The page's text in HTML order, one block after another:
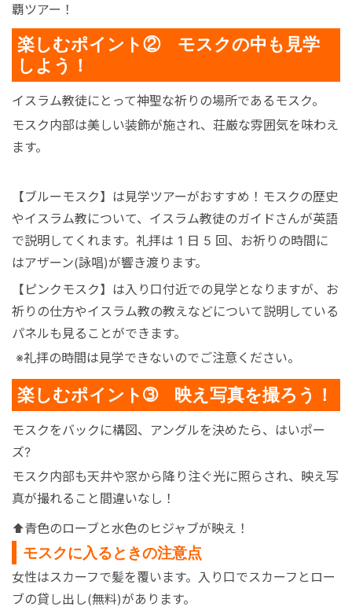
覇ツアー！
楽しむポイント② モスクの中も見学
しよう！
イスラム教徒にとって神聖な祈りの場所であるモスク。
モスク内部は美しい装飾が施され、荘厳な雰囲気を味わえ
ます。
【ブルーモスク】 は見学ツアーがおすすめ！モスクの歴史
やイスラム教について、イスラム教徒のガイドさんが英語
で説明してくれます。礼拝は 1 日 5 回、お祈りの時間に
はアザーン(詠唱)が響き渡ります。
【ピンクモスク】 は入り口付近での見学となりますが、お
祈りの仕方やイスラム教の教えなどについて説明している
パネルも見ることができます。
※礼拝の時間は見学できないのでご注意ください。
楽しむポイント➂ 映え写真を撮ろう！
モスクをバックに構図、アングルを決めたら、はいポー
ズ?
モスク内部も天井や窓から降り注ぐ光に照らされ、映え写
真が撮れること間違いなし！
⬆︎青色のローブと水色のヒジャブが映え！
モスクに入るときの注意点
女性はスカーフで髪を覆います。入り口でスカーフとロー
ブの貸し出し(無料)があります。